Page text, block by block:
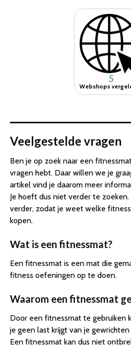
5
Webshops
Veelgestelde vragen
Ben je op zoek naar een
vragen hebt. Daar willen we je
artikel vind je daarom meer
Je hoeft dus niet verder te
verder, zodat je weet welke
kopen.
Wat is een fitnessmat?
Een fitnessmat is een mat die
fitness oefeningen op te doen.
Waarom een fitnessmat
Door een fitnessmat te gebruiken
je geen last krijgt van je
Een fitnessmat kan dus niet